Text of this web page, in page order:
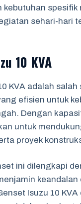
kebutuhan spesifik
sehari-hari
10 KVA
KVA adalah salah
efisien untuk
Dengan
untuk
proyek
ini dilengkapi
keandalan
Isuzu 10 KVA